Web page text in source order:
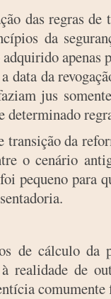
das regras
da
apenas
data da
jus
determinado
transição da
o cenário
pequeno para
de cálculo da
realidade de